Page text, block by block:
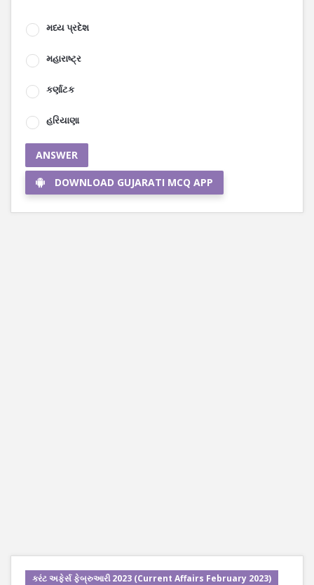
મધ્ય પ્રદેશ
મહારાષ્ટ્ર
કર્ણાટક
હરિયાણા
ANSWER
DOWNLOAD GUJARATI MCQ APP
કરંટ અફેર્સ ફેબ્રુઆરી 2023 (Current Affairs February 2023)